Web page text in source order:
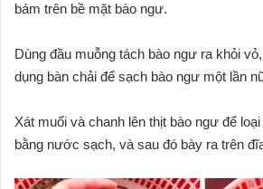
bám trên bề mặt bào ngư.
Dùng đầu muỗng tách bào ngư ra khỏi
dụng bàn chải để sạch bào ngư một lần
Xát muối và chanh lên thịt bào ngư để
bằng nước sạch, và sau đó bày ra trên